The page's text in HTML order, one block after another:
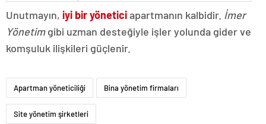
Unutmayın, iyi bir yöneticiapartmanın kalbidir. İmer
Yönetimgibi uzman desteğiyle işler yolunda gider ve
komşuluk ilişkileri güçlenir.
Apartman yöneticiliği Bina yönetim firmaları
Site yönetim şirketleri